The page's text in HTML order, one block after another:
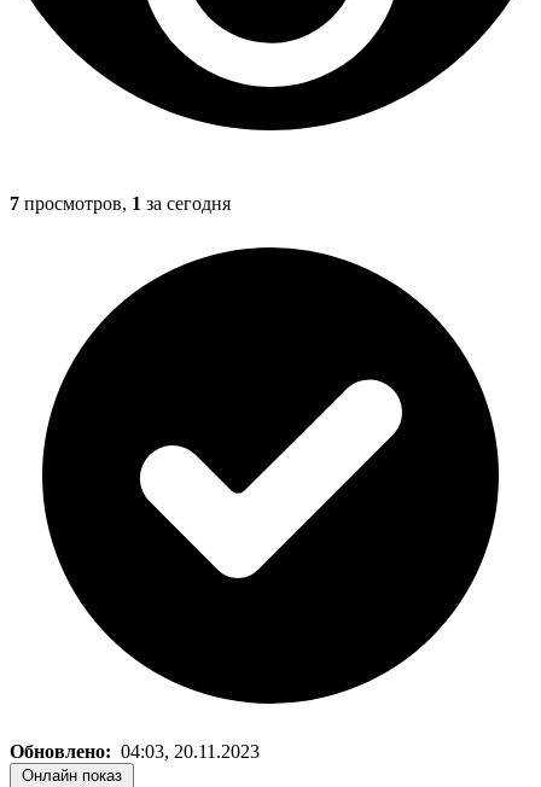
7 просмотров, 1 за сегодня
Обновлено: 04:03, 20.11.2023
Онлайн показ